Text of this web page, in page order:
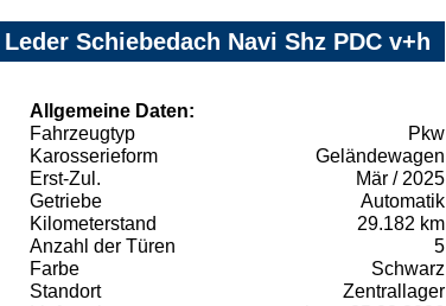
Schiebedach Navi Shz PDC v+h
Allgemeine Daten:
Fahrzeugtyp
Pkw
Karosserieform
Geländewagen
Erst-Zul.
Mär / 2025
Getriebe
Automatik
Kilometerstand
29.182 km
Anzahl der Türen
5
Farbe
Schwarz
Standort
Zentrallager